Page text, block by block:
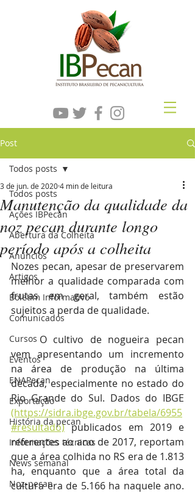
Post
Todos posts
Ações IBPecan
Abertura da Colheita
Anúncios
Artigos
Boletim Informativo
Comunicados
Cursos
Eventos
ENAPecan
Exportação
História da pecan
Informações técnicas
News semanal
Noz-pecan
Todos posts
Manutenção da qualidade da
noz pecan durante longo
período após a colheita
3 de jun. de 20204 min de leitura
Nozes pecan, apesar de preservarem
melhor a qualidade comparada com
frutas em geral, também estão
sujeitos a perda de qualidade.
	O cultivo de nogueira pecan
vem apresentando um incremento
na área de produção na última
década, especialmente no estado do
(https://sidra.ibge.gov.br/tabela/6955
#resultado) publicados em 2019 e
referentes ao ano de 2017, reportam
que a área colhida no RS era de 1.813
ha, enquanto que a área total da
cultura era de 5.166 ha naquele ano.